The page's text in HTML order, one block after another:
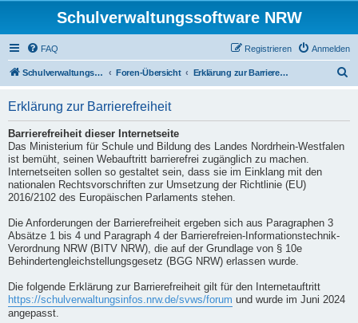
Schulverwaltungssoftware NRW
FAQ Anmelden
Registrieren
Schulverwaltungssoftware NRW Foren-Übersicht Erklärung zur Barrierefreiheit
Erklärung zur Barrierefreiheit
Barrierefreiheit dieser Internetseite
Das Ministerium für Schule und Bildung des Landes Nordrhein-Westfalen
ist bemüht, seinen Webauftritt barrierefrei zugänglich zu machen.
Internetseiten sollen so gestaltet sein, dass sie im Einklang mit den
nationalen Rechtsvorschriften zur Umsetzung der Richtlinie (EU)
2016/2102 des Europäischen Parlaments stehen.
Die Anforderungen der Barrierefreiheit ergeben sich aus Paragraphen 3
Absätze 1 bis 4 und Paragraph 4 der Barrierefreien-Informationstechnik-
Verordnung NRW (BITV NRW), die auf der Grundlage von § 10e
Behindertengleichstellungsgesetz (BGG NRW) erlassen wurde.
Die folgende Erklärung zur Barrierefreiheit gilt für den Internetauftritt
https://schulverwaltungsinfos.nrw.de/svws/forum und wurde im Juni 2024
angepasst.